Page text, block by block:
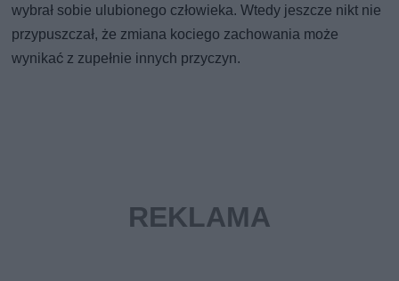
wybrał sobie ulubionego człowieka. Wtedy jeszcze nikt nie
przypuszczał, że zmiana kociego zachowania może
wynikać z zupełnie innych przyczyn.